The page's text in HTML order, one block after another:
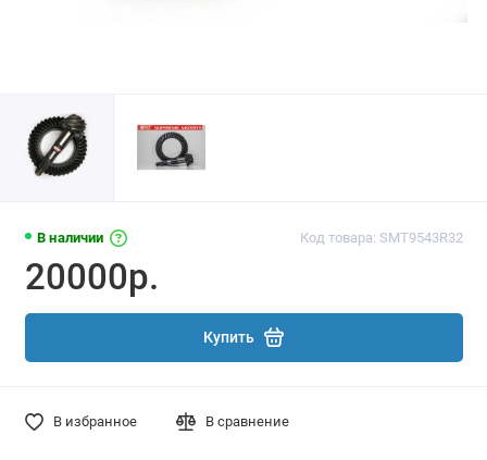
В наличии Код товара: SMT9543R32
20000р.
Купить
В избранное В сравнение